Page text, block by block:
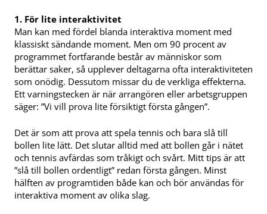
1. För lite interaktivitet
Man kan med fördel blanda interaktiva moment med
klassiskt sändande moment. Men om 90 procent av
programmet fortfarande består av människor som
berättar saker, så upplever deltagarna ofta interaktiviteten
som onödig. Dessutom missar du de verkliga effekterna.
Ett varningstecken är när arrangören eller arbetsgruppen
säger: ”Vi vill prova lite försiktigt första gången”.
Det är som att prova att spela tennis och bara slå till
bollen lite lätt. Det slutar alltid med att bollen går i nätet
och tennis avfärdas som tråkigt och svårt. Mitt tips är att
”slå till bollen ordentligt” redan första gången. Minst
hälften av programtiden både kan och bör användas för
interaktiva moment av olika slag.